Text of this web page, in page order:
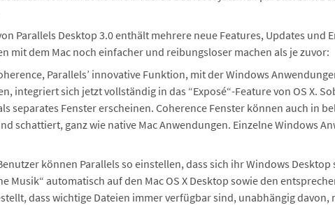
Parallels Desktop 3.0 enthält mehrere neue Features, Updates und
mit dem Mac noch einfacher und reibungsloser machen als je zuvor:
Parallels’ innovative Funktion, mit der Windows
integriert sich jetzt vollständig in das “Exposé“-Feature von OS X.
separates Fenster erscheinen. Coherence Fenster können auch in
schattiert, ganz wie native Mac Anwendungen. Einzelne Windows
können Parallels so einstellen, dass sich ihr Windows Desktop
Musik“ automatisch auf den Mac OS X Desktop sowie den
dass wichtige Dateien immer verfügbar sind, unabhängig davon,